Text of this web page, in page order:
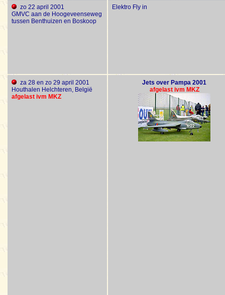
zo 22 april 2001
GMVC aan de Hoogeveenseweg
tussen Benthuizen en Boskoop
Elektro Fly in
za 28 en zo 29 april 2001
Houthalen Helchteren, België
afgelast ivm MKZ
Jets over Pampa 2001
afgelast ivm MKZ